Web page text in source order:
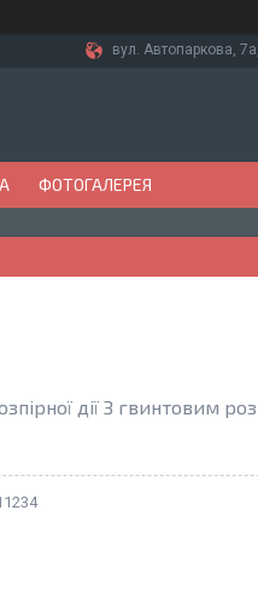
вул. Автопаркова,
ФОТОГАЛЕРЕЯ
дії З гвинтовим